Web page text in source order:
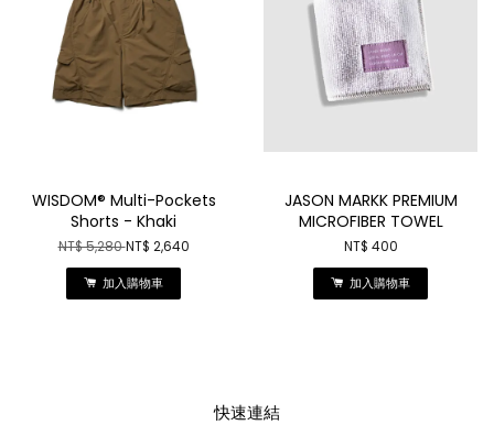
WISDOM® Multi-Pockets
Shorts - Khaki
NT$ 5,280NT$ 2,640
加入購物車
JASON MARKK PREMIUM
MICROFIBER TOWEL
NT$ 400
加入購物車
快速連結